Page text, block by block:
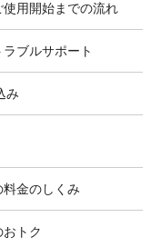
用開始までの流れ
ブルサポート
み
金のしくみ
トク